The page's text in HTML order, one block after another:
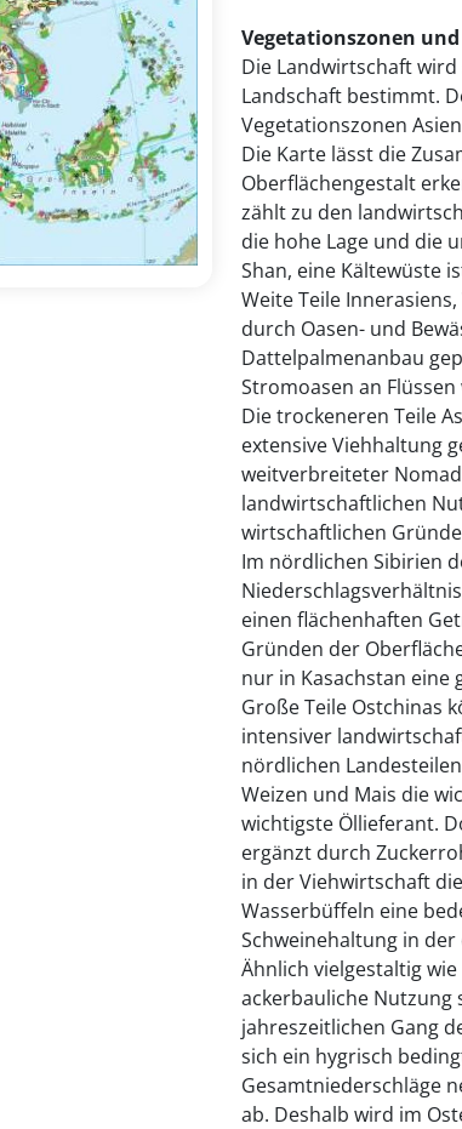
Vegetationszonen
Die Landwirtschaft
Landschaft bestimmt.
Vegetationszonen
Die Karte lässt die
Oberflächengestalt
zählt zu den
die hohe Lage und die
Shan, eine Kältewüste
Weite Teile
durch Oasen- und
Dattelpalmenanbau
Stromoasen an
Die trockeneren Teile
extensive Viehhaltung
weitverbreiteter
landwirtschaftlichen
wirtschaftlichen
Im nördlichen Sibirien
einen flächenhaften
Gründen der
nur in Kasachstan eine
Große Teile Ostchinas
intensiver
nördlichen
Weizen und Mais die
wichtigste Öllieferant.
ergänzt durch
in der Viehwirtschaft
Wasserbüffeln eine
Schweinehaltung in
Ähnlich vielgestaltig
ackerbauliche Nutzung
jahreszeitlichen Gang
sich ein hygrisch
Gesamtniederschläge
ab. Deshalb wird im